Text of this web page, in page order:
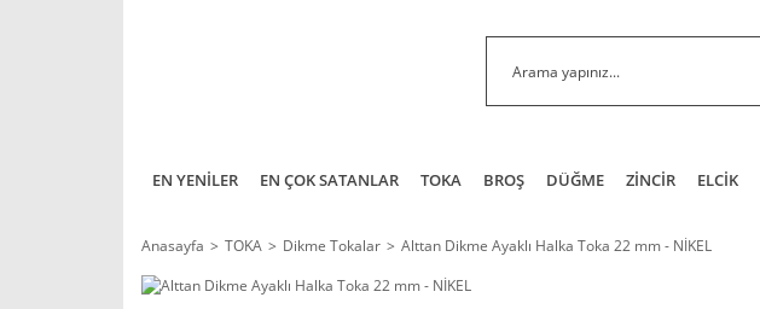
EN YENİLER EN ÇOK SATANLAR TOKA BROŞ DÜĞME ZİNCİR ELCİK
Anasayfa TOKA Dikme Tokalar Alttan Dikme Ayaklı Halka Toka 22 mm - NİKEL